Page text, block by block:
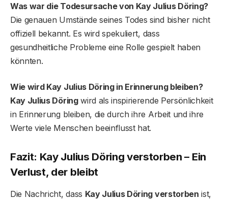
Was war die Todesursache von Kay Julius Döring?
Die genauen Umstände seines Todes sind bisher nicht
offiziell bekannt. Es wird spekuliert, dass
gesundheitliche Probleme eine Rolle gespielt haben
könnten.
Wie wird Kay Julius Döring in Erinnerung bleiben?
Kay Julius Döringwird als inspirierende Persönlichkeit
in Erinnerung bleiben, die durch ihre Arbeit und ihre
Werte viele Menschen beeinflusst hat.
Fazit: Kay Julius Döring verstorben – Ein
Verlust, der bleibt
Die Nachricht, dass Kay Julius Döring verstorben ist,